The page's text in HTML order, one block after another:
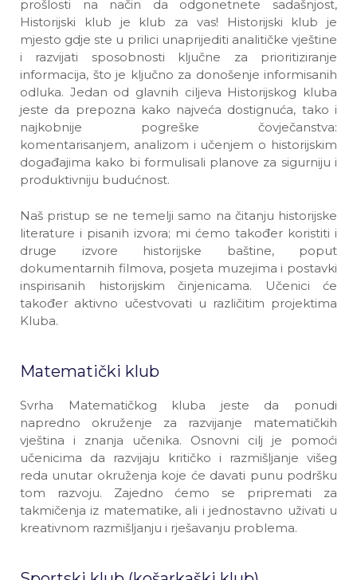
prošlosti na način da odgonetnete sadašnjost,
Historijski klub je klub za vas! Historijski klub je
mjesto gdje ste u prilici unaprijediti analitičke vještine
i razvijati sposobnosti ključne za prioritiziranje
informacija, što je ključno za donošenje informisanih
odluka. Jedan od glavnih ciljeva Historijskog kluba
jeste da prepozna kako najveća dostignuća, tako i
najkobnije pogreške čovječanstva:
komentarisanjem, analizom i učenjem o historijskim
događajima kako bi formulisali planove za sigurniju i
produktivniju budućnost.
Naš pristup se ne temelji samo na čitanju historijske
literature i pisanih izvora; mi ćemo također koristiti i
druge izvore historijske baštine, poput
dokumentarnih filmova, posjeta muzejima i postavki
inspirisanih historijskim činjenicama. Učenici će
također aktivno učestvovati u različitim projektima
Kluba.
Matematički klub
Svrha Matematičkog kluba jeste da ponudi
napredno okruženje za razvijanje matematičkih
vještina i znanja učenika. Osnovni cilj je pomoći
učenicima da razvijaju kritičko i razmišljanje višeg
reda unutar okruženja koje će davati punu podršku
tom razvoju. Zajedno ćemo se pripremati za
takmičenja iz matematike, ali i jednostavno uživati u
kreativnom razmišljanju i rješavanju problema.